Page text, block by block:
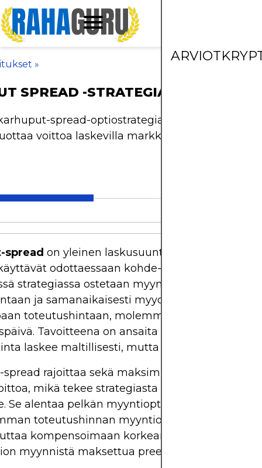
ARVIOT
»
SPREAD -STRATEGIAN SELITYS
spread-optiostrategia, riski-
voittoa laskevilla markkinoilla.
spread on yleinen laskusuuntainen
odottaessaan kohde-etuuden hinnan
strategiassa ostetaan myyntioptio
ja samanaikaisesti myydään toinen
toteutushintaan, molemmilla on sama
Tavoitteena on ansaita nettovoittoa, jos
laskee maltillisesti, mutta ei liikaa.
rajoittaa sekä maksimitappiota että
mikä tekee strategiasta houkuttelevan
Se alentaa pelkän myyntioption ostamisen
toteutushinnan myyntioption myynnistä
kompensoimaan korkeamman
myynnistä maksettua preemiota.